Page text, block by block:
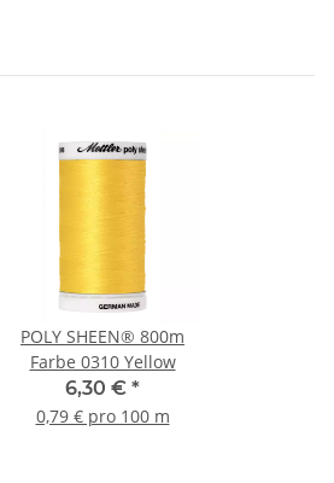
POLY SHEEN® 800m
Farbe 0310 Yellow
6,30 € *
0,79 € pro 100 m